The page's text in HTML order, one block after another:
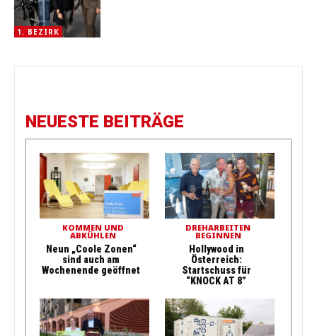
1. BEZIRK
NEUESTE BEITRÄGE
KOMMEN UND
ABKÜHLEN
Neun „Coole Zonen“
sind auch am
Wochenende geöffnet
DREHARBEITEN
BEGINNEN
Hollywood in
Österreich:
Startschuss für
“KNOCK AT 8”